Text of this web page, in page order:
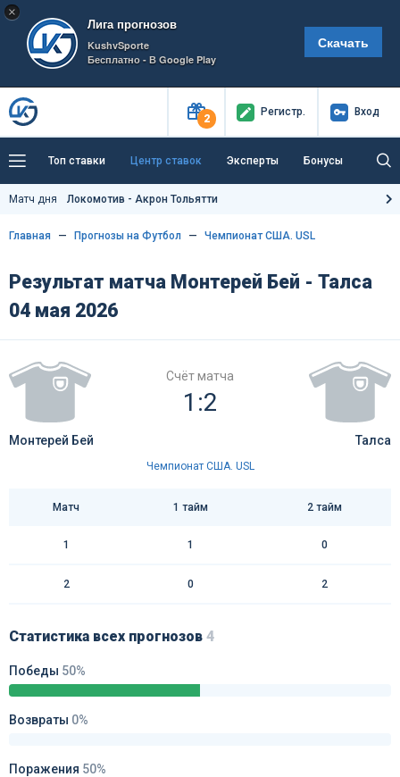
×
Лига прогнозов
KushvSporte
Бесплатно - В Google Play
Скачать
2
Регистр. Вход
Топ ставки Центр ставок Эксперты Бонусы
Тренды Букмекеры Пресс-центр
Как тут заработать?
Матч дня Локомотив - Акрон Тольятти
Главная Прогнозы на Футбол Чемпионат США. USL
Результат матча Монтерей Бей - Талса
04 мая 2026
Счёт матча
1:2
Монтерей Бей Талса
Чемпионат США. USL
Матч 1 тайм 2 тайм
1 1 0
2 0 2
Статистика всех прогнозов 4
Победы 50%
Возвраты 0%
Поражения 50%